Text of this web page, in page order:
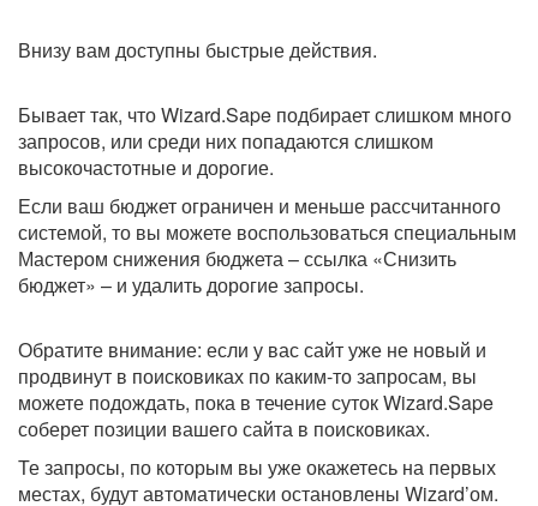
Внизу вам доступны быстрые действия.
Бывает так, что Wizard.Sape подбирает слишком много
запросов, или среди них попадаются слишком
высокочастотные и дорогие.
Если ваш бюджет ограничен и меньше рассчитанного
системой, то вы можете воспользоваться специальным
Мастером снижения бюджета – ссылка «Снизить
бюджет» – и удалить дорогие запросы.
Обратите внимание: если у вас сайт уже не новый и
продвинут в поисковиках по каким-то запросам, вы
можете подождать, пока в течение суток Wizard.Sape
соберет позиции вашего сайта в поисковиках.
Те запросы, по которым вы уже окажетесь на первых
местах, будут автоматически остановлены Wizard’ом.